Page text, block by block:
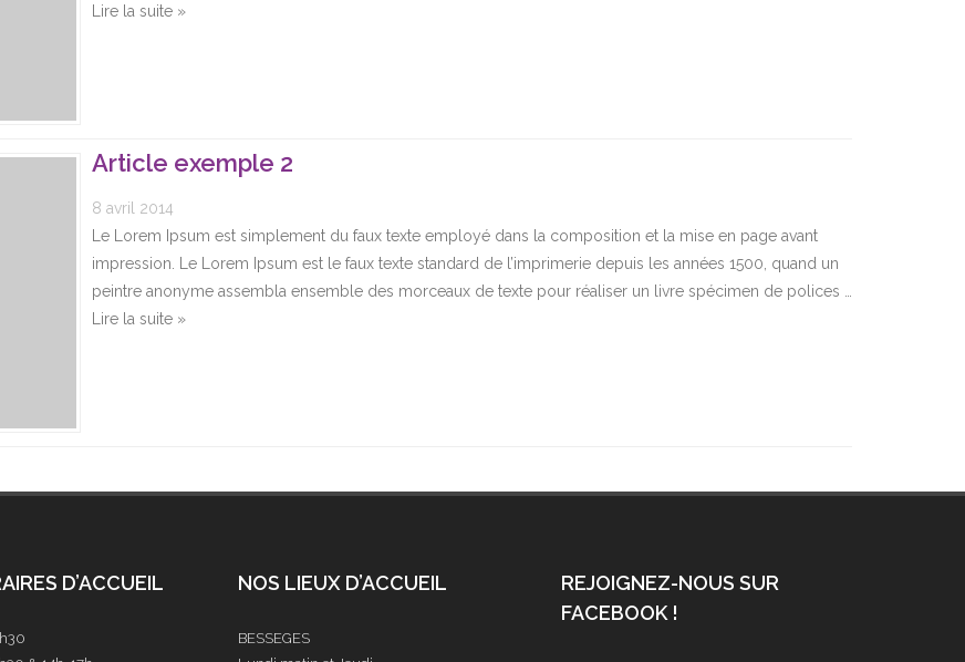
Lire la suite »
Article exemple 2
8 avril 2014
Le Lorem Ipsum est simplement du faux texte employé dans la composition et la mise en page avant
impression. Le Lorem Ipsum est le faux texte standard de l’imprimerie depuis les années 1500, quand un
peintre anonyme assembla ensemble des morceaux de texte pour réaliser un livre spécimen de polices …
Lire la suite »
D’ACCUEIL NOS LIEUX D’ACCUEIL
BESSEGES
REJOIGNEZ-NOUS SUR
FACEBOOK !